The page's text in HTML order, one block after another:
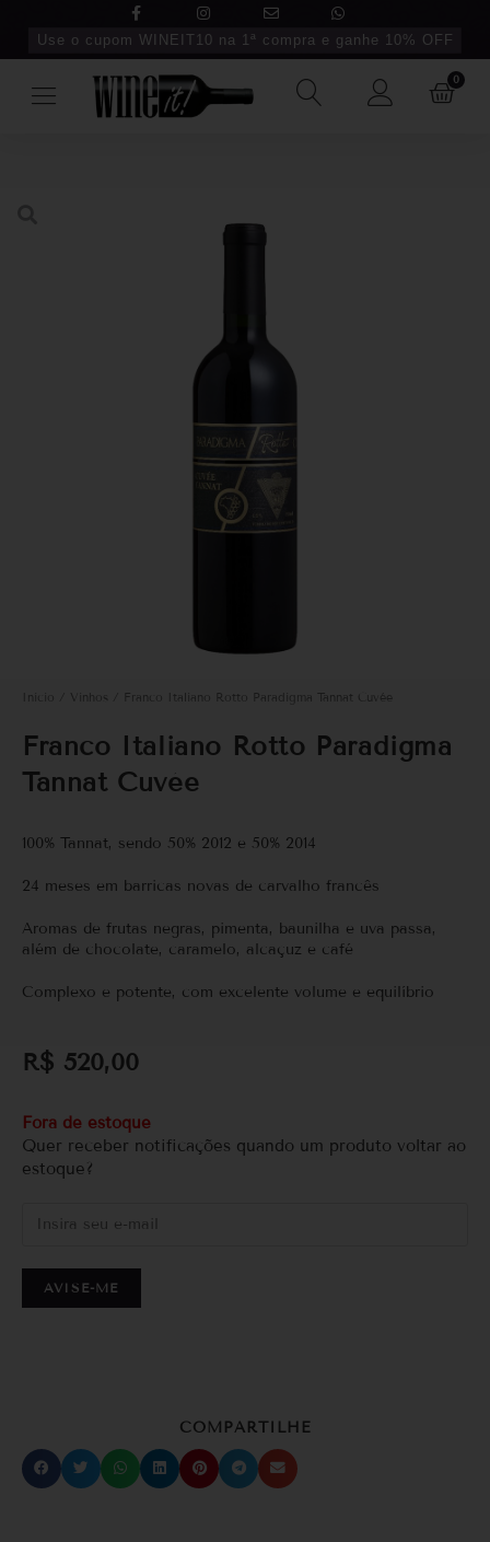
Use o cupom WINEIT10 na 1ª compra e ganhe 10% OFF
0
Início Vinhos / Franco Italiano Rotto Paradigma Tannat Cuvée
Franco Italiano Rotto Paradigma
Tannat Cuvée
100% Tannat, sendo 50% 2012 e 50% 2014
24 meses em barricas novas de carvalho francês
Aromas de frutas negras, pimenta, baunilha e uva passa,
além de chocolate, caramelo, alcaçuz e café
Complexo e potente, com excelente volume e equilíbrio
R$ 520,00
Fora de estoque
Quer receber notificações quando um produto voltar ao
estoque?
AVISE-ME
COMPARTILHE